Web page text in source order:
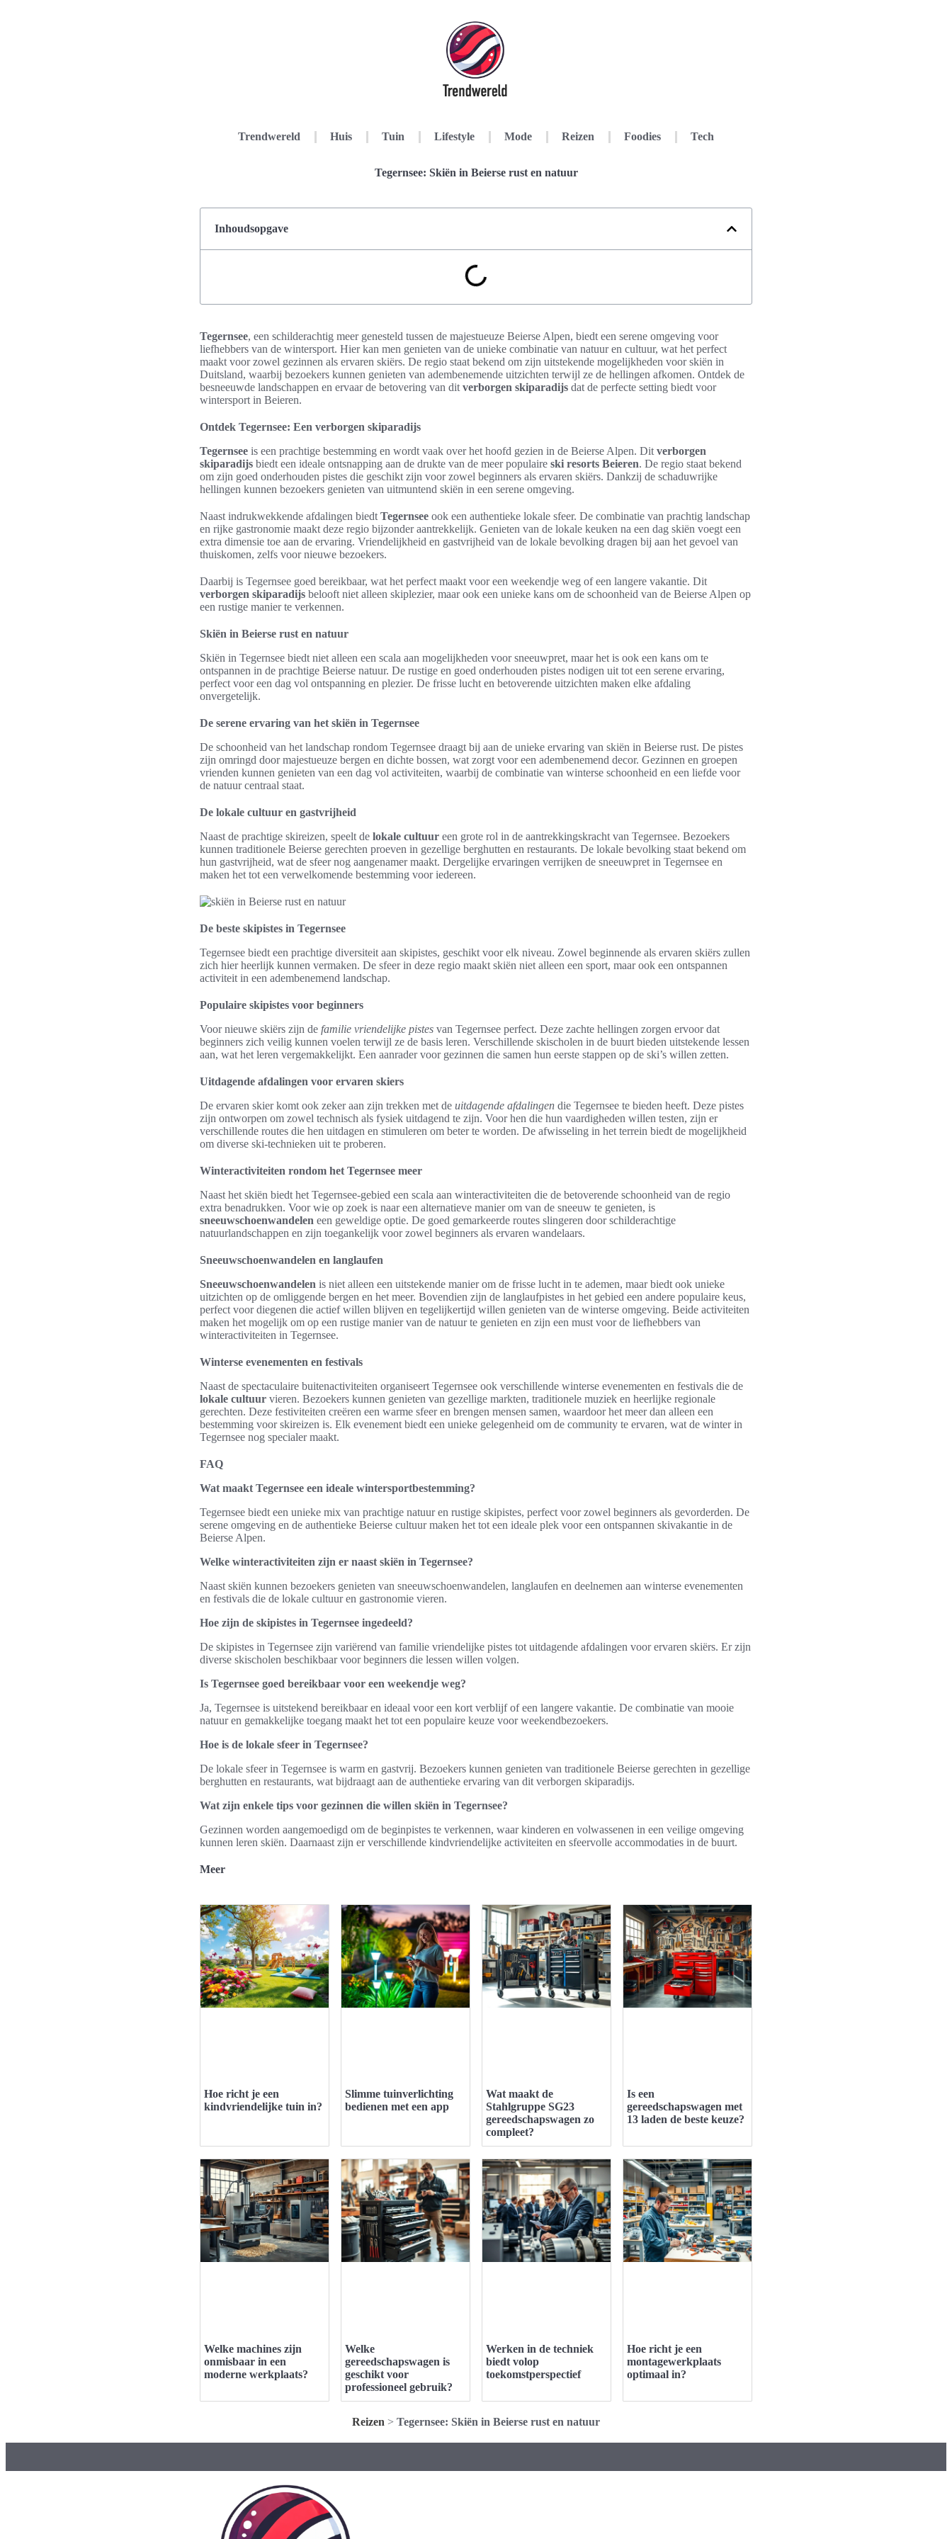
Trendwereld Huis Tuin Lifestyle Mode Reizen Foodies Tech
Tegernsee: Skiën in Beierse rust en natuur
Inhoudsopgave
Tegernsee, een schilderachtig meer genesteld tussen de majestueuze Beierse Alpen, biedt een serene omgeving voor
liefhebbers van de wintersport. Hier kan men genieten van de unieke combinatie van natuur en cultuur, wat het perfect
maakt voor zowel gezinnen als ervaren skiërs. De regio staat bekend om zijn uitstekende mogelijkheden voor skiën in
Duitsland, waarbij bezoekers kunnen genieten van adembenemende uitzichten terwijl ze de hellingen afkomen. Ontdek de
besneeuwde landschappen en ervaar de betovering van dit verborgen skiparadijs dat de perfecte setting biedt voor
wintersport in Beieren.
Ontdek Tegernsee: Een verborgen skiparadijs
Tegernsee is een prachtige bestemming en wordt vaak over het hoofd gezien in de Beierse Alpen. Dit verborgen
skiparadijs biedt een ideale ontsnapping aan de drukte van de meer populaire ski resorts Beieren. De regio staat bekend
om zijn goed onderhouden pistes die geschikt zijn voor zowel beginners als ervaren skiërs. Dankzij de schaduwrijke
hellingen kunnen bezoekers genieten van uitmuntend skiën in een serene omgeving.
Naast indrukwekkende afdalingen biedt Tegernsee ook een authentieke lokale sfeer. De combinatie van prachtig landschap
en rijke gastronomie maakt deze regio bijzonder aantrekkelijk. Genieten van de lokale keuken na een dag skiën voegt een
extra dimensie toe aan de ervaring. Vriendelijkheid en gastvrijheid van de lokale bevolking dragen bij aan het gevoel van
thuiskomen, zelfs voor nieuwe bezoekers.
Daarbij is Tegernsee goed bereikbaar, wat het perfect maakt voor een weekendje weg of een langere vakantie. Dit
verborgen skiparadijs belooft niet alleen skiplezier, maar ook een unieke kans om de schoonheid van de Beierse Alpen op
een rustige manier te verkennen.
Skiën in Beierse rust en natuur
Skiën in Tegernsee biedt niet alleen een scala aan mogelijkheden voor sneeuwpret, maar het is ook een kans om te
ontspannen in de prachtige Beierse natuur. De rustige en goed onderhouden pistes nodigen uit tot een serene ervaring,
perfect voor een dag vol ontspanning en plezier. De frisse lucht en betoverende uitzichten maken elke afdaling
onvergetelijk.
De serene ervaring van het skiën in Tegernsee
De schoonheid van het landschap rondom Tegernsee draagt bij aan de unieke ervaring van skiën in Beierse rust. De pistes
zijn omringd door majestueuze bergen en dichte bossen, wat zorgt voor een adembenemend decor. Gezinnen en groepen
vrienden kunnen genieten van een dag vol activiteiten, waarbij de combinatie van winterse schoonheid en een liefde voor
de natuur centraal staat.
De lokale cultuur en gastvrijheid
Naast de prachtige skireizen, speelt de lokale cultuur een grote rol in de aantrekkingskracht van Tegernsee. Bezoekers
kunnen traditionele Beierse gerechten proeven in gezellige berghutten en restaurants. De lokale bevolking staat bekend om
hun gastvrijheid, wat de sfeer nog aangenamer maakt. Dergelijke ervaringen verrijken de sneeuwpret in Tegernsee en
maken het tot een verwelkomende bestemming voor iedereen.
De beste skipistes in Tegernsee
Tegernsee biedt een prachtige diversiteit aan skipistes, geschikt voor elk niveau. Zowel beginnende als ervaren skiërs zullen
zich hier heerlijk kunnen vermaken. De sfeer in deze regio maakt skiën niet alleen een sport, maar ook een ontspannen
activiteit in een adembenemend landschap.
Populaire skipistes voor beginners
Voor nieuwe skiërs zijn de familie vriendelijke pistes van Tegernsee perfect. Deze zachte hellingen zorgen ervoor dat
beginners zich veilig kunnen voelen terwijl ze de basis leren. Verschillende skischolen in de buurt bieden uitstekende lessen
aan, wat het leren vergemakkelijkt. Een aanrader voor gezinnen die samen hun eerste stappen op de ski’s willen zetten.
Uitdagende afdalingen voor ervaren skiers
De ervaren skier komt ook zeker aan zijn trekken met de uitdagende afdalingen die Tegernsee te bieden heeft. Deze pistes
zijn ontworpen om zowel technisch als fysiek uitdagend te zijn. Voor hen die hun vaardigheden willen testen, zijn er
verschillende routes die hen uitdagen en stimuleren om beter te worden. De afwisseling in het terrein biedt de mogelijkheid
om diverse ski-technieken uit te proberen.
Winteractiviteiten rondom het Tegernsee meer
Naast het skiën biedt het Tegernsee-gebied een scala aan winteractiviteiten die de betoverende schoonheid van de regio
extra benadrukken. Voor wie op zoek is naar een alternatieve manier om van de sneeuw te genieten, is
sneeuwschoenwandelen een geweldige optie. De goed gemarkeerde routes slingeren door schilderachtige
natuurlandschappen en zijn toegankelijk voor zowel beginners als ervaren wandelaars.
Sneeuwschoenwandelen en langlaufen
Sneeuwschoenwandelen is niet alleen een uitstekende manier om de frisse lucht in te ademen, maar biedt ook unieke
uitzichten op de omliggende bergen en het meer. Bovendien zijn de langlaufpistes in het gebied een andere populaire keus,
perfect voor diegenen die actief willen blijven en tegelijkertijd willen genieten van de winterse omgeving. Beide activiteiten
maken het mogelijk om op een rustige manier van de natuur te genieten en zijn een must voor de liefhebbers van
winteractiviteiten in Tegernsee.
Winterse evenementen en festivals
Naast de spectaculaire buitenactiviteiten organiseert Tegernsee ook verschillende winterse evenementen en festivals die de
lokale cultuur vieren. Bezoekers kunnen genieten van gezellige markten, traditionele muziek en heerlijke regionale
gerechten. Deze festiviteiten creëren een warme sfeer en brengen mensen samen, waardoor het meer dan alleen een
bestemming voor skireizen is. Elk evenement biedt een unieke gelegenheid om de community te ervaren, wat de winter in
Tegernsee nog specialer maakt.
FAQ
Wat maakt Tegernsee een ideale wintersportbestemming?
Tegernsee biedt een unieke mix van prachtige natuur en rustige skipistes, perfect voor zowel beginners als gevorderden. De
serene omgeving en de authentieke Beierse cultuur maken het tot een ideale plek voor een ontspannen skivakantie in de
Beierse Alpen.
Welke winteractiviteiten zijn er naast skiën in Tegernsee?
Naast skiën kunnen bezoekers genieten van sneeuwschoenwandelen, langlaufen en deelnemen aan winterse evenementen
en festivals die de lokale cultuur en gastronomie vieren.
Hoe zijn de skipistes in Tegernsee ingedeeld?
De skipistes in Tegernsee zijn variërend van familie vriendelijke pistes tot uitdagende afdalingen voor ervaren skiërs. Er zijn
diverse skischolen beschikbaar voor beginners die lessen willen volgen.
Is Tegernsee goed bereikbaar voor een weekendje weg?
Ja, Tegernsee is uitstekend bereikbaar en ideaal voor een kort verblijf of een langere vakantie. De combinatie van mooie
natuur en gemakkelijke toegang maakt het tot een populaire keuze voor weekendbezoekers.
Hoe is de lokale sfeer in Tegernsee?
De lokale sfeer in Tegernsee is warm en gastvrij. Bezoekers kunnen genieten van traditionele Beierse gerechten in gezellige
berghutten en restaurants, wat bijdraagt aan de authentieke ervaring van dit verborgen skiparadijs.
Wat zijn enkele tips voor gezinnen die willen skiën in Tegernsee?
Gezinnen worden aangemoedigd om de beginpistes te verkennen, waar kinderen en volwassenen in een veilige omgeving
kunnen leren skiën. Daarnaast zijn er verschillende kindvriendelijke activiteiten en sfeervolle accommodaties in de buurt.
Meer
Hoe richt je een
kindvriendelijke tuin in?
Slimme tuinverlichting
bedienen met een app
Wat maakt de
Stahlgruppe SG23
gereedschapswagen zo
compleet?
Is een
gereedschapswagen met
13 laden de beste keuze?
Welke machines zijn
onmisbaar in een
moderne werkplaats?
Welke
gereedschapswagen is
geschikt voor
professioneel gebruik?
Werken in de techniek
biedt volop
toekomstperspectief
Hoe richt je een
montagewerkplaats
optimaal in?
Reizen > Tegernsee: Skiën in Beierse rust en natuur